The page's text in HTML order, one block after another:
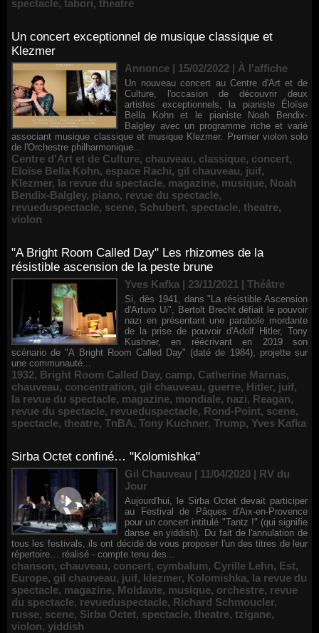
spectacle, tabori, theatre
Un concert exceptionnel de musique classique et
Klezmer
Annonce | 15/02/2022 | À l'affiche
Un nouveau concert au Centre d'Art et de
Culture, l'occasion de découvrir deux
artistes exceptionnels, la pianiste Éloïse
Bella Kohn et le pianiste Noah Bendix-
Balgley avec un programme riche et varié
associant musique classique et musique Klezmer. Premier violon solo
de l'Orchestre philharmonique...
Centre d'Art et de Culture, chauveau, classique, concert,
Eloïse Bella Kohn, espace Rachi, gil chauveau, juif,
Klezmer, la revue du spectacle, magazine, musique, Noah
Bendix-Balgley, piano, revue du spectacle,
revueduspectacle, scene, Schubert, spectacle, theatre,
violon
"A Bright Room Called Day" Les rhizomes de la
résistible ascension de la peste brune
Yves Kafka | 23/11/2021 | Théâtre
Si, dès 1941, dans "La résistible Ascension
d'Arturo Ui", Bertolt Brecht défiait le pouvoir
nazi en présentant une parabole mordante
de la prise de pouvoir d'Adolf Hitler, Tony
Kushner, en réécrivant en 2019 son
scénario de "A Bright Room Called Day" (daté de 1984), projette sur
une communauté...
1932, Bright Room Called Day, camp, Catherine Marnas,
chauveau, concentration, gil chauveau, guerre, Hitler, juif,
la revue du spectacle, magazine, mondiale, nazi, Reagan,
revue du spectacle, revueduspectacle, Rond-Point, scene,
spectacle, theatre, TnBA, Tony Kuchner, Trump, Yves Kafka
Sirba Octet confiné… "Kolomishka"
Gil Chauveau | 11/04/2020 | RV du
Jour
Aujourd'hui, le Sirba Octet devait participer
au Festival de Pâques d'Aix-en-Provence
pour un concert intitulé "Tantz !" (qui signifie
danse en yiddish). Du fait de l'annulation de
tous les festivals, ils ont décidé de vous proposer l'un des titres de leur
répertoire… réalisé - compte tenu des...
chanson, chauveau, concert, cymbalum, Cyrille Lehn, Est,
Europe, gil chauveau, juif, klezmer, Kolomishka, la revue du
spectacle, magazine, Moldavie, musique, orchestre, revue
du spectacle, revueduspectacle, Richard Schmoucler,
russe, scene, Sirba Octet, spectacle, theatre, tzigane,
violon, yiddish